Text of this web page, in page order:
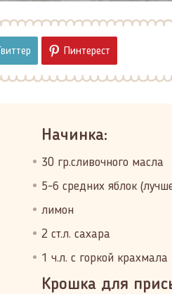
Пинтерест
Начинка:
30 гр.сливочного масла
5-6 средних яблок
лимон
2 ст.л. сахара
1 ч.л. с горкой крахмала
Крошка для